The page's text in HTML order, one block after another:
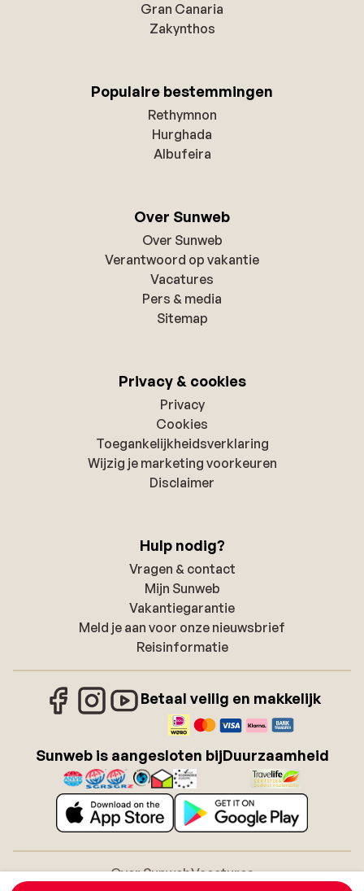
Gran Canaria
Zakynthos
Populaire bestemmingen
Rethymnon
Hurghada
Albufeira
Over Sunweb
Over Sunweb
Verantwoord op vakantie
Vacatures
Pers & media
Sitemap
Privacy & cookies
Privacy
Cookies
Toegankelijkheidsverklaring
Wijzig je marketing voorkeuren
Disclaimer
Hulp nodig?
Vragen & contact
Mijn Sunweb
Vakantiegarantie
Meld je aan voor onze nieuwsbrief
Reisinformatie
Betaal veilig en makkelijk
Sunweb is aangesloten bijDuurzaamheid
Over SunwebVacatures